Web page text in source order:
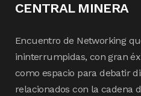
CENTRAL MINERA
Encuentro de Networking
ininterrumpidas, con gran
como espacio para debatir
relacionados con la cadena